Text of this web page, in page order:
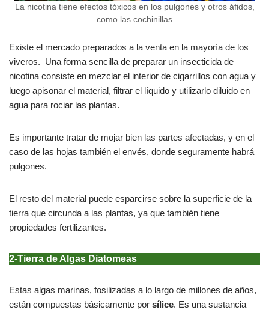
La nicotina tiene efectos tóxicos en los pulgones y otros áfidos,
como las cochinillas
Existe el mercado preparados a la venta en la mayoría de los
viveros. Una forma sencilla de preparar un insecticida de
nicotina consiste en mezclar el interior de cigarrillos con agua y
luego apisonar el material, filtrar el líquido y utilizarlo diluido en
agua para rociar las plantas.
Es importante tratar de mojar bien las partes afectadas, y en el
caso de las hojas también el envés, donde seguramente habrá
pulgones.
El resto del material puede esparcirse sobre la superficie de la
tierra que circunda a las plantas, ya que también tiene
propiedades fertilizantes.
2-Tierra de Algas Diatomeas
Estas algas marinas, fosilizadas a lo largo de millones de años,
están compuestas básicamente por sílice. Es una sustancia